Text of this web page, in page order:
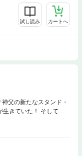
試し読み カートへ
父の新たなスタンド・
生きていた！ そしてエ
た徐倫達が、神父を追
訪れてしまう!! DIOが